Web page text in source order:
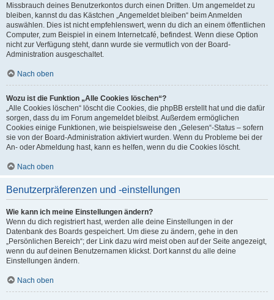
Missbrauch deines Benutzerkontos durch einen Dritten. Um angemeldet zu
bleiben, kannst du das Kästchen „Angemeldet bleiben“ beim Anmelden
auswählen. Dies ist nicht empfehlenswert, wenn du dich an einem öffentlichen
Computer, zum Beispiel in einem Internetcafé, befindest. Wenn diese Option
nicht zur Verfügung steht, dann wurde sie vermutlich von der Board-
Administration ausgeschaltet.
Nach oben
Wozu ist die Funktion „Alle Cookies löschen“?
„Alle Cookies löschen“ löscht die Cookies, die phpBB erstellt hat und die dafür
sorgen, dass du im Forum angemeldet bleibst. Außerdem ermöglichen
Cookies einige Funktionen, wie beispielsweise den „Gelesen“-Status – sofern
sie von der Board-Administration aktiviert wurden. Wenn du Probleme bei der
An- oder Abmeldung hast, kann es helfen, wenn du die Cookies löscht.
Nach oben
Benutzerpräferenzen und -einstellungen
Wie kann ich meine Einstellungen ändern?
Wenn du dich registriert hast, werden alle deine Einstellungen in der
Datenbank des Boards gespeichert. Um diese zu ändern, gehe in den
„Persönlichen Bereich“; der Link dazu wird meist oben auf der Seite angezeigt,
wenn du auf deinen Benutzernamen klickst. Dort kannst du alle deine
Einstellungen ändern.
Nach oben